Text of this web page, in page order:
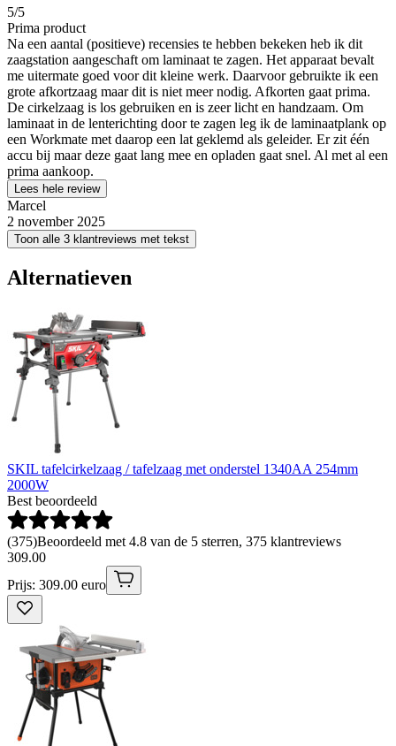
5/5
Prima product
Na een aantal (positieve) recensies te hebben bekeken heb ik dit
zaagstation aangeschaft om laminaat te zagen. Het apparaat bevalt
me uitermate goed voor dit kleine werk. Daarvoor gebruikte ik een
grote afkortzaag maar dit is niet meer nodig. Afkorten gaat prima.
De cirkelzaag is los gebruiken en is zeer licht en handzaam. Om
laminaat in de lenterichting door te zagen leg ik de laminaatplank op
een Workmate met daarop een lat geklemd als geleider. Er zit één
accu bij maar deze gaat lang mee en opladen gaat snel. Al met al een
prima aankoop.
Lees hele review
Marcel
2 november 2025
Toon alle 3 klantreviews met tekst
Alternatieven
SKIL tafelcirkelzaag / tafelzaag met onderstel 1340AA 254mm
2000W
Best beoordeeld
(375)Beoordeeld met 4.8 van de 5 sterren, 375 klantreviews
309.00
Prijs: 309.00 euro